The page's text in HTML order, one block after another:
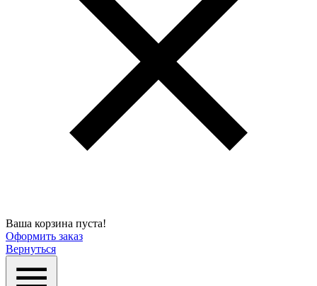
Ваша корзина пуста!
Оформить заказ
Вернуться